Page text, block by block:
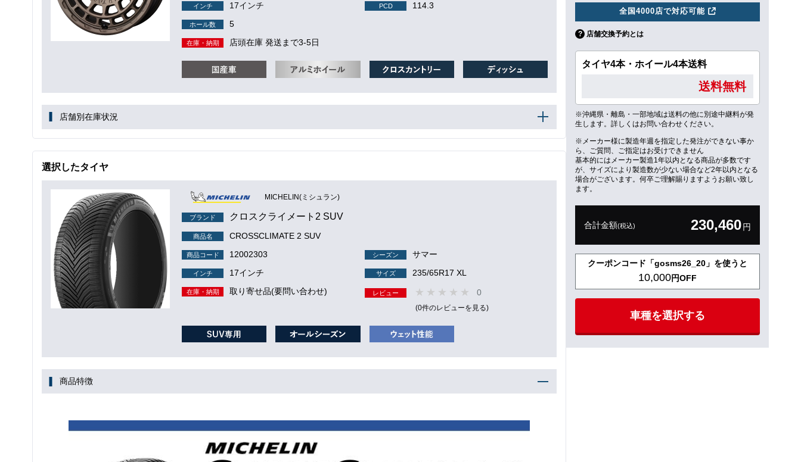
インチ 17インチ PCD 114.3
ホール数 5
在庫・納期 店頭在庫 発送まで3-5日
店舗別在庫状況
選択したタイヤ
MICHELIN(ミシュラン)
ブランド クロスクライメート2 SUV
商品名 CROSSCLIMATE 2 SUV
商品コード 12002303 シーズン サマー
インチ 17インチ サイズ 235/65R17 XL
在庫・納期 取り寄せ品(要問い合わせ) レビュー 0
(0件のレビューを見る)
商品特徴
全国4000店で対応可能
店舗交換予約とは
タイヤ4本・ホイール4本送料
送料無料
※沖縄県・離島・一部地域は送料の他に別途中継料が発
生します。詳しくはお問い合わせください。
※メーカー様に製造年週を指定した発注ができない事か
ら、ご質問、ご指定はお受けできません
基本的にはメーカー製造1年以内となる商品が多数です
が、サイズにより製造数が少ない場合など2年以内となる
場合がございます。何卒ご理解賜りますようお願い致し
ます。
合計金額(税込) 230,460円
クーポンコード「gosms26_20」を使うと
10,000円OFF
車種を選択する